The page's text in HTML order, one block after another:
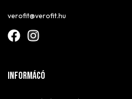
verofit@verofit.hu
Informácó